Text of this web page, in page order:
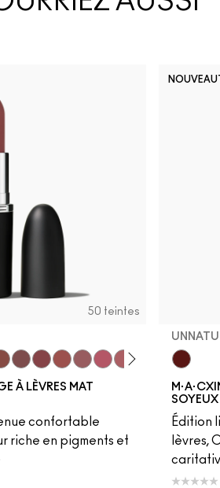
50 teintes
Max
Teddy
SoarTwig Twist
À LÈVRES MAT
confortable
riche en pigments et
Édition
lèvres,